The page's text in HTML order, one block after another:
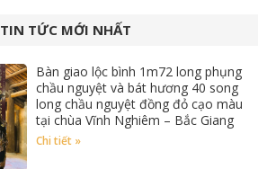
TIN TỨC MỚI NHẤT
Bàn giao lộc bình 1m72 long phụng
chầu nguyệt và bát hương 40 song
long chầu nguyệt đồng đỏ cạo màu
tại chùa Vĩnh Nghiêm – Bắc Giang
Chi tiết »